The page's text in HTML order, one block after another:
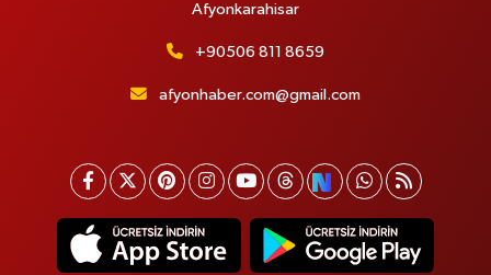
Afyonkarahisar
+90506 811 8659
afyonhaber.com@gmail.com